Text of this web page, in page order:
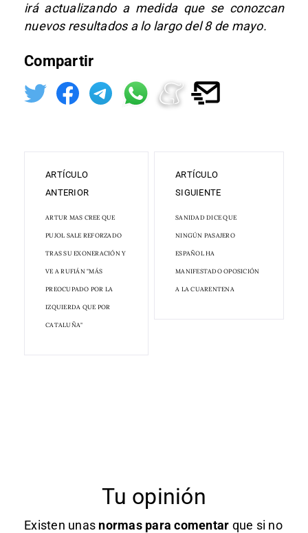
irá actualizando a medida que se conozcan
nuevos resultados a lo largo del 8 de mayo.
Compartir
ARTÍCULO
ANTERIOR
ARTUR MAS CREE QUE
PUJOL SALE REFORZADO
TRAS SU EXONERACIÓN Y
VE A RUFIÁN "MÁS
PREOCUPADO POR LA
IZQUIERDA QUE POR
CATALUÑA"
ARTÍCULO
SIGUIENTE
SANIDAD DICE QUE
NINGÚN PASAJERO
ESPAÑOL HA
MANIFESTADO OPOSICIÓN
A LA CUARENTENA
Tu opinión
Existen unas normas para comentar que si no